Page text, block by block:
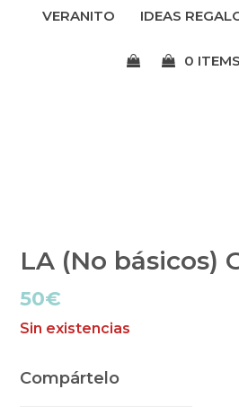
menú
VERANITO IDEAS
0 ITEMS
LA (No básicos)
50€
Sin existencias
Compártelo